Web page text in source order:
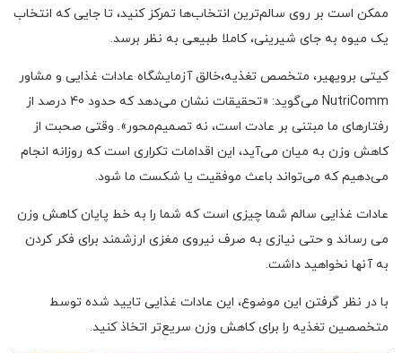
ممکن است بر روی سالم‌ترین انتخاب‌ها تمرکز کنید، تا جایی که انتخاب
یک میوه به جای شیرینی، کاملا طبیعی به نظر برسد.
کیتی برویهیر، متخصص تغذیه،خالق آزمایشگاه عادات غذایی و مشاور
NutriComm می‌گوید: «تحقیقات نشان می‌دهد که حدود 40 درصد از
رفتارهای ما مبتنی بر عادت است، نه تصمیم‌محور». وقتی صحبت از
کاهش وزن به میان می‌آید، این اقدامات تکراری است که روزانه انجام
می‌دهیم که می‌تواند باعث موفقیت یا شکست ما شود.
عادات غذایی سالم شما چیزی است که شما را به خط پایان کاهش وزن
می رساند و حتی نیازی به صرف نیروی مغزی ارزشمند برای فکر کردن
به آنها نخواهید داشت.
با در نظر گرفتن این موضوع، این عادات غذایی تایید شده توسط
متخصصین تغذیه را برای کاهش وزن سریع‌تر اتخاذ کنید.